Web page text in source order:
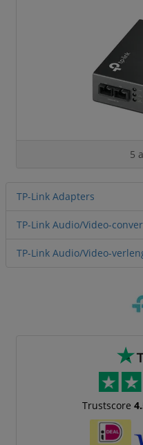
5
TP-Link Adapters
TP-Link Audio/Video-
TP-Link Audio/Video-
Trustscore